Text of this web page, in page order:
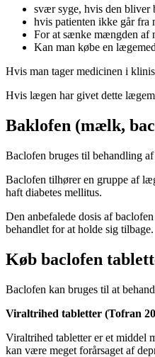
svær syge, hvis den bliver
hvis patienten ikke går fra
For at sænke mængden af
Kan man købe en
Hvis man tager medicinen i
Hvis lægen har givet dette
Baklofen (mælk,
Baclofen bruges til behandling
Baclofen tilhører en gruppe af
haft diabetes mellitus.
Den anbefalede dosis af
behandlet for at holde sig tilbage.
Køb baclofen
Baclofen kan bruges til at
Viraltrihed tabletter (Tofran
Viraltrihed tabletter er et middel
kan være meget forårsaget af